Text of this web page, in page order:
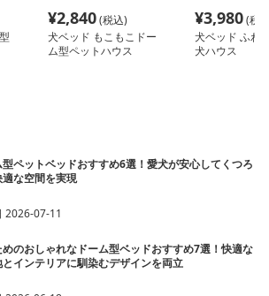
¥2,840(税込)
犬ベッド もこもこドー
ム型ペットハウス
¥3,980(税
犬ベッド ふわ
犬ハウス
型ペットベッドおすすめ6選！愛犬が安心してくつろ
適な空間を実現
2026-07-11
めのおしゃれなドーム型ベッドおすすめ7選！快適な
とインテリアに馴染むデザインを両立